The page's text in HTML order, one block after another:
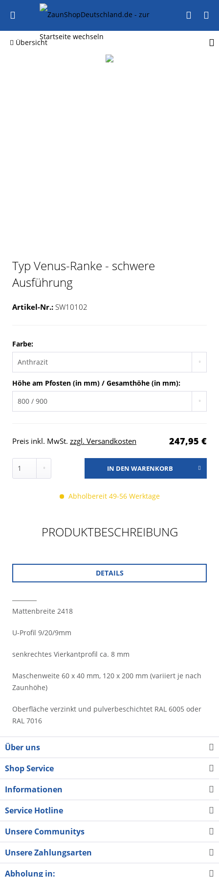
Übersicht
Typ Venus-Ranke - schwere
Ausführung
Artikel-Nr.: SW10102
Farbe:
Höhe am Pfosten (in mm) / Gesamthöhe (in mm):
Preis inkl. MwSt. zzgl. Versandkosten 247,95 €
IN DEN WARENKORB
Abholbereit 49-56 Werktage
PRODUKTBESCHREIBUNG
DETAILS
Mattenbreite 2418
U-Profil 9/20/9mm
senkrechtes Vierkantprofil ca. 8 mm
Maschenweite 60 x 40 mm, 120 x 200 mm (variiert je nach
Zaunhöhe)
Oberfläche verzinkt und pulverbeschichtet RAL 6005 oder
RAL 7016
Über uns
Shop Service
Informationen
Service Hotline
Unsere Communitys
Unsere Zahlungsarten
Abholung in: